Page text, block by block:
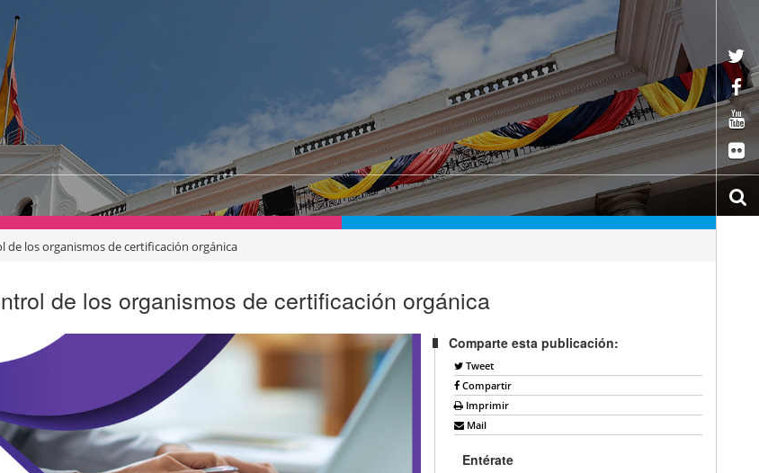
los organismos de certificación orgánica
de los organismos de certificación orgánica
Comparte esta publicación:
Tweet
Compartir
Imprimir
Mail
Entérate